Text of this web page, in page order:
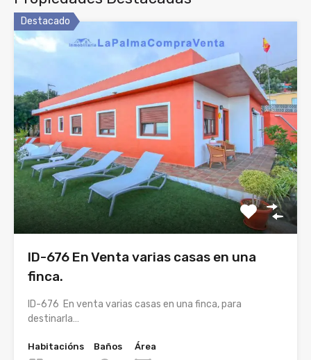
Destacado
ID-676 En Venta varias casas en una
finca.
ID-676 En venta varias casas en una finca, para
destinarla…
Habitacións
Baños
Área